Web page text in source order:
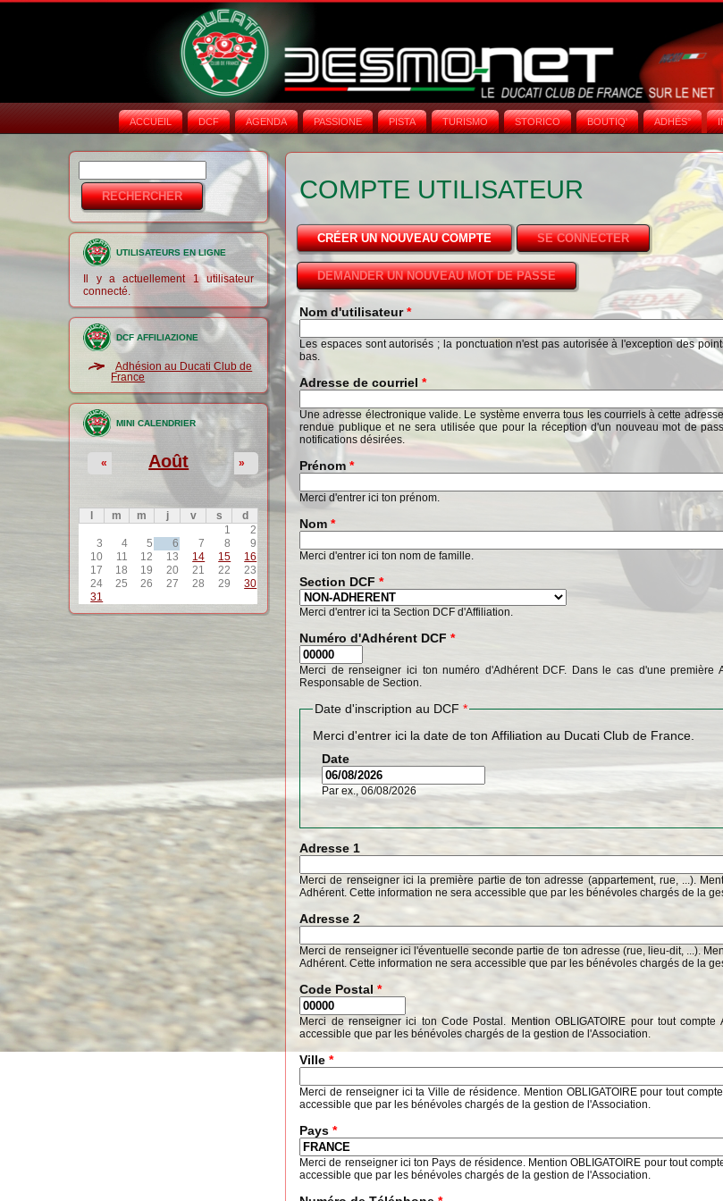
ACCUEIL DCF AGENDA PASSIONE PISTA TURISMO STORICO BOUTIQ' ADHÉS°
Formulaire de
recherche
UTILISATEURS EN LIGNE
Il y a actuellement 1 utilisateur
connecté.
DCF AFFILIAZIONE
Adhésion au Ducati Club de
France
MINI CALENDRIER
Août
« »
m m j v s
d
1
2
3
4 5 6 7 8
9
10
11 12 13 14 15
16
17
18 19 20 21 22
23
24
25 26 27 28 29
30
31
COMPTE UTILISATEUR
CRÉER UN NOUVEAU COMPTE(ONGLET ACTIF)SE CONNECTER
DEMANDER UN NOUVEAU MOT DE PASSE
Nom d'utilisateur*
Les espaces sont autorisés ; la ponctuation n'est pas autorisée à l'exception des
bas.
Adresse de courriel*
Une adresse électronique valide. Le système enverra tous les courriels à cette
rendue publique et ne sera utilisée que pour la réception d'un nouveau mot de
notifications désirées.
Prénom*
Merci d'entrer ici ton prénom.
Nom*
Merci d'entrer ici ton nom de famille.
Section DCF*
Merci d'entrer ici ta Section DCF d'Affiliation.
Numéro d'Adhérent DCF*
Merci de renseigner ici ton numéro d'Adhérent DCF. Dans le cas d'une première
Responsable de Section.
Date d'inscription au DCF*
Merci d'entrer ici la date de ton Affiliation au Ducati Club de France.
Date
Par ex., 06/08/2026
Adresse 1
Merci de renseigner ici la première partie de ton adresse (appartement, rue, ...).
Adhérent. Cette information ne sera accessible que par les bénévoles chargés de la
Adresse 2
Merci de renseigner ici l'éventuelle seconde partie de ton adresse (rue, lieu-dit, ...).
Adhérent. Cette information ne sera accessible que par les bénévoles chargés de la
Code Postal*
Merci de renseigner ici ton Code Postal. Mention OBLIGATOIRE pour tout
accessible que par les bénévoles chargés de la gestion de l'Association.
Ville*
Merci de renseigner ici ta Ville de résidence. Mention OBLIGATOIRE pour tout
accessible que par les bénévoles chargés de la gestion de l'Association.
Pays*
Merci de renseigner ici ton Pays de résidence. Mention OBLIGATOIRE pour tout
accessible que par les bénévoles chargés de la gestion de l'Association.